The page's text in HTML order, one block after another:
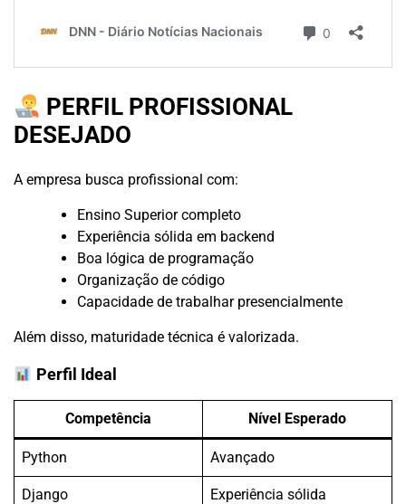
PERFIL PROFISSIONAL
DESEJADO
A empresa busca profissional com:
Ensino Superior completo
Experiência sólida em backend
Boa lógica de programação
Organização de código
Capacidade de trabalhar presencialmente
Além disso, maturidade técnica é valorizada.
Perfil Ideal
Competência Nível Esperado
Python Avançado
Django Experiência sólida